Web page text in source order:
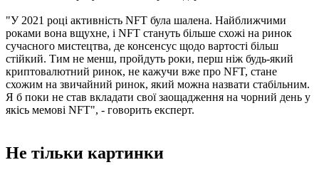
"У 2021 році активність NFT була шалена. Найближчими
роками вона вщухне, і NFT стануть більше схожі на ринок
сучасного мистецтва, де консенсус щодо вартості більш
стійкий. Тим не менш, пройдуть роки, перш ніж будь-який
криптовалютний ринок, не кажучи вже про NFT, стане
схожим на звичайний ринок, який можна назвати стабільним.
Я б поки не став вкладати свої заощадження на чорний день у
якісь мемові NFT", - говорить експерт.
Не тільки картинки